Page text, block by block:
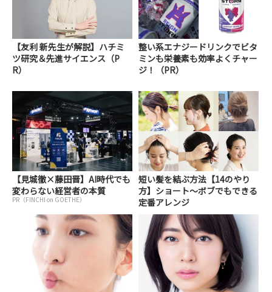
【友利 新先生が解説】ハチミ
ツ研究＆先進サイエンス（P
R）
整い系エナジードリンクでビタ
ミンも栄養素も効率よくチャー
ジ！（PR）
【見城徹×藤田晋】AI時代でも
変わらない経営者の本質
PR（FINCHI on GOETHE）
短い髪を結ぶ方法【14のやり
方】ショート～ボブでもできる
定番アレンジ